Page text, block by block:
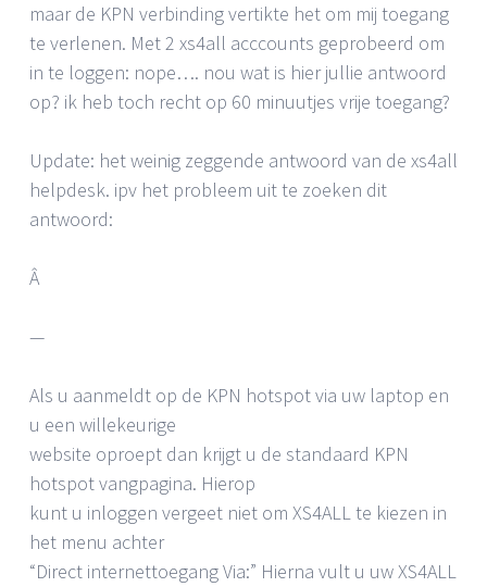
maar de KPN verbinding vertikte het om mij toegang
te verlenen. Met 2 xs4all acccounts geprobeerd om
in te loggen: nope…. nou wat is hier jullie antwoord
op? ik heb toch recht op 60 minuutjes vrije toegang?
Update: het weinig zeggende antwoord van de xs4all
helpdesk. ipv het probleem uit te zoeken dit
antwoord:
Â
—
Als u aanmeldt op de KPN hotspot via uw laptop en
u een willekeurige
website oproept dan krijgt u de standaard KPN
hotspot vangpagina. Hierop
kunt u inloggen vergeet niet om XS4ALL te kiezen in
het menu achter
“Direct internettoegang Via:” Hierna vult u uw XS4ALL